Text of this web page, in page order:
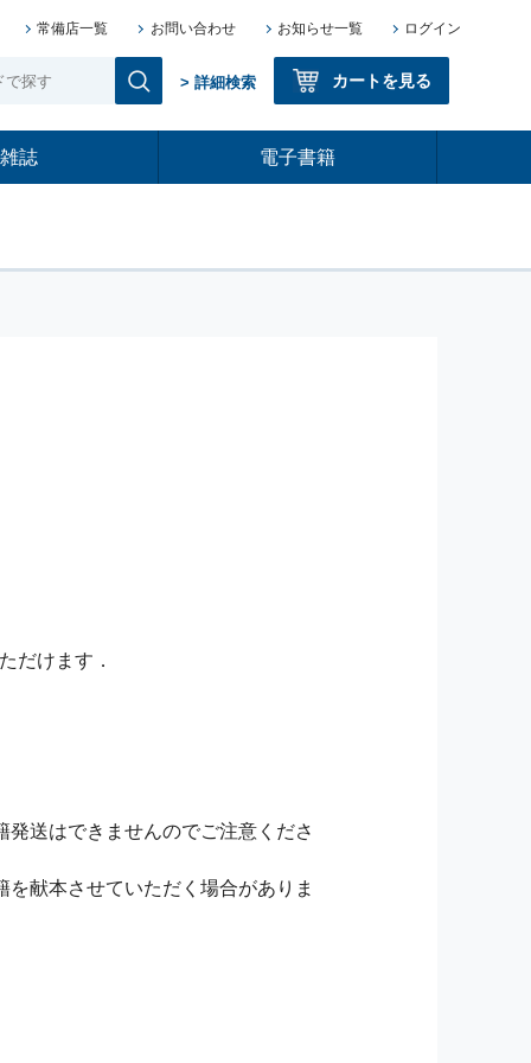
常備店一覧 お問い合わせ お知らせ一覧 ログイン
> 詳細検索 カートを見る
雑誌 電子書籍
だけます．
送はできませんのでご注意くださ
献本させていただく場合がありま